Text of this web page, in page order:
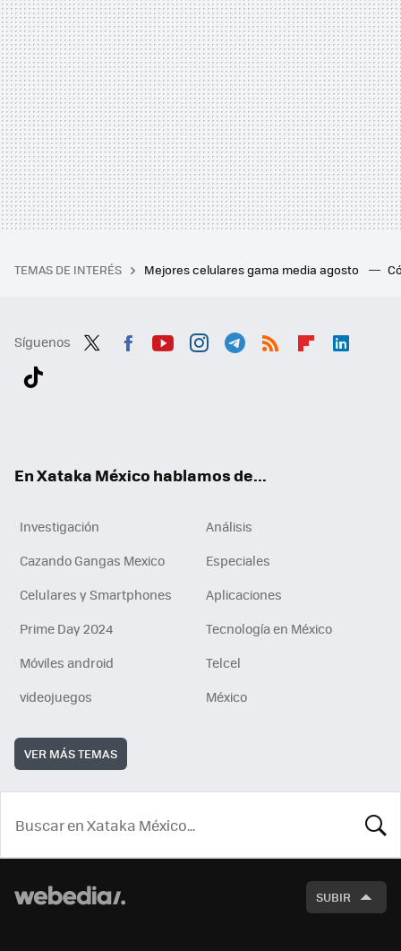
TEMAS DE INTERÉS Mejores celulares gama media agosto
Síguenos
En Xataka México hablamos de...
Investigación
Análisis
Cazando Gangas Mexico
Especiales
Celulares y Smartphones
Aplicaciones
Prime Day 2024
Tecnología en México
Móviles android
Telcel
videojuegos
México
VER MÁS TEMAS
SUBIR